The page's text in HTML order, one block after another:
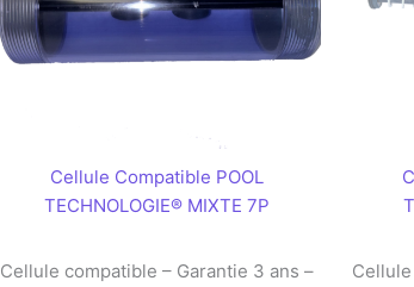
Cellule Compatible POOL
TECHNOLOGIE® MIXTE 7P
Cellule compatible – Garantie 3 ans –